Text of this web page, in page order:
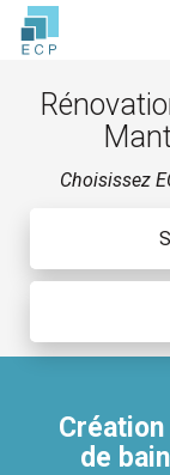
Choisissez
Création
de